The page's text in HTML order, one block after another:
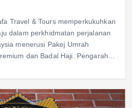
Travel & Tours memperkukuhkan
dalam perkhidmatan perjalanan
menerusi Pakej Umrah
dan Badal Haji. Pengarah…